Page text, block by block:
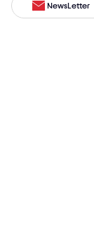
NewsLetter